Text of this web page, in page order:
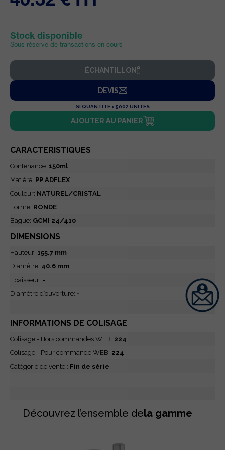
Stock disponible
Sous réserve de transactions en cours
ÉCHANTILLON
DEVIS
SI QUANTITÉ > 5002 UNITÉS
AJOUTER AU PANIER
CARACTERISTIQUES
Contenance: 150ml
Matière: PP ADFLEX
Couleur: NATUREL/CRISTAL
Forme: RONDE
Bague: GCMI 24/410
DIMENSIONS
Hauteur: 155.7 mm
Diamètre: 40.6 mm
Epaisseur: -
Diamètre d’ouverture: -
INFORMATIONS DE COLISAGE
Colisage - Hors commandes WEB: 224
Colisage - Pour commande WEB: 224
Catégorie de vente : Fin de série
Découvrez l’ensemble dela gamme